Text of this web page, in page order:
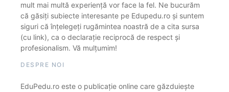
mult mai multă experiență vor face la fel. Ne bucurăm
că găsiți subiecte interesante pe Edupedu.ro și suntem
siguri că înțelegeți rugămintea noastră de a cita sursa
(cu link), ca o declarație reciprocă de respect și
profesionalism. Vă mulțumim!
DESPRE NOI
EduPedu.ro este o publicație online care găzduiește